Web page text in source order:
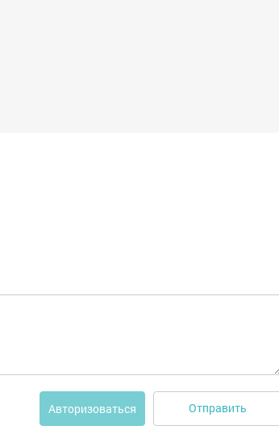
Авторизоваться Отправить